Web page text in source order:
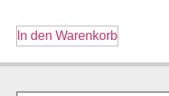
In den Warenkorb